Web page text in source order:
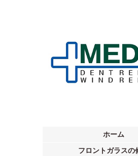
ホーム
フロントガラスの